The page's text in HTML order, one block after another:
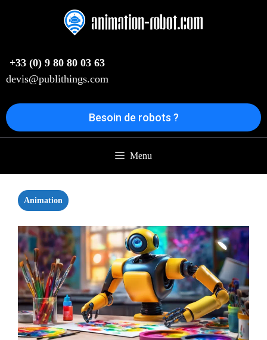
+33 (0) 9 80 80 03 63
devis@publithings.com
Besoin de robots ?
Menu
Animation